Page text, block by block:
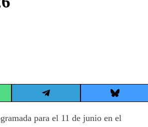
Share
Telegram
Share
Bluesky
para el 11 de junio en el